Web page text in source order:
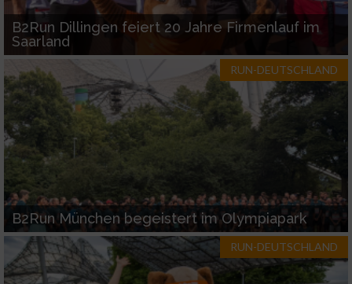
B2Run Dillingen feiert 20 Jahre Firmenlauf im
Saarland
RUN-DEUTSCHLAND
B2Run München begeistert im Olympiapark
RUN-DEUTSCHLAND